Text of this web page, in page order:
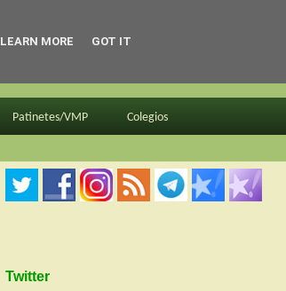
Patinetes/VMP Colegios
Twitter
LEARN MORE GOT IT